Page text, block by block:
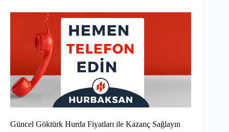
Güncel Göktürk Hurda Fiyatları ile Kazanç Sağlayın